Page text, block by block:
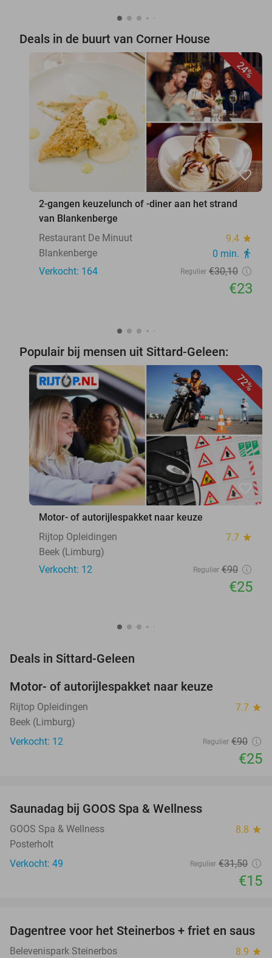
Deals in de buurt van Corner House
24%
favorite_border
2-gangen keuzelunch of -diner aan het strand
van Blankenberge
Restaurant De Minuut
9.4 star
Blankenberge 0 min. directions_walk
Verkocht: 164 Regulier €30,10
€23
Populair bij mensen uit Sittard-Geleen:
72%
favorite_border
Motor- of autorijlespakket naar keuze
Rijtop Opleidingen
7.7 star
Beek (Limburg)
Verkocht: 12
Regulier €90
€25
Deals in Sittard-Geleen
Motor- of autorijlespakket naar keuze
Rijtop Opleidingen 7.7 star
Beek (Limburg)
Verkocht: 12
Regulier €90
€25
TODAY
Saunadag bij GOOS Spa & Wellness
GOOS Spa & Wellness 8.8 star
Posterholt
Verkocht: 49
Regulier €31,50
€15
37%
Dagentree voor het Steinerbos + friet en saus
Belevenispark Steinerbos 8.9 star